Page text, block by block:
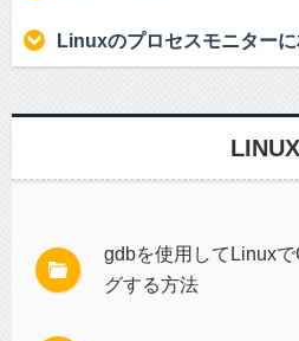
Linuxのプロセスモニター
LINUX
gdbを使用してLinux
グする方法